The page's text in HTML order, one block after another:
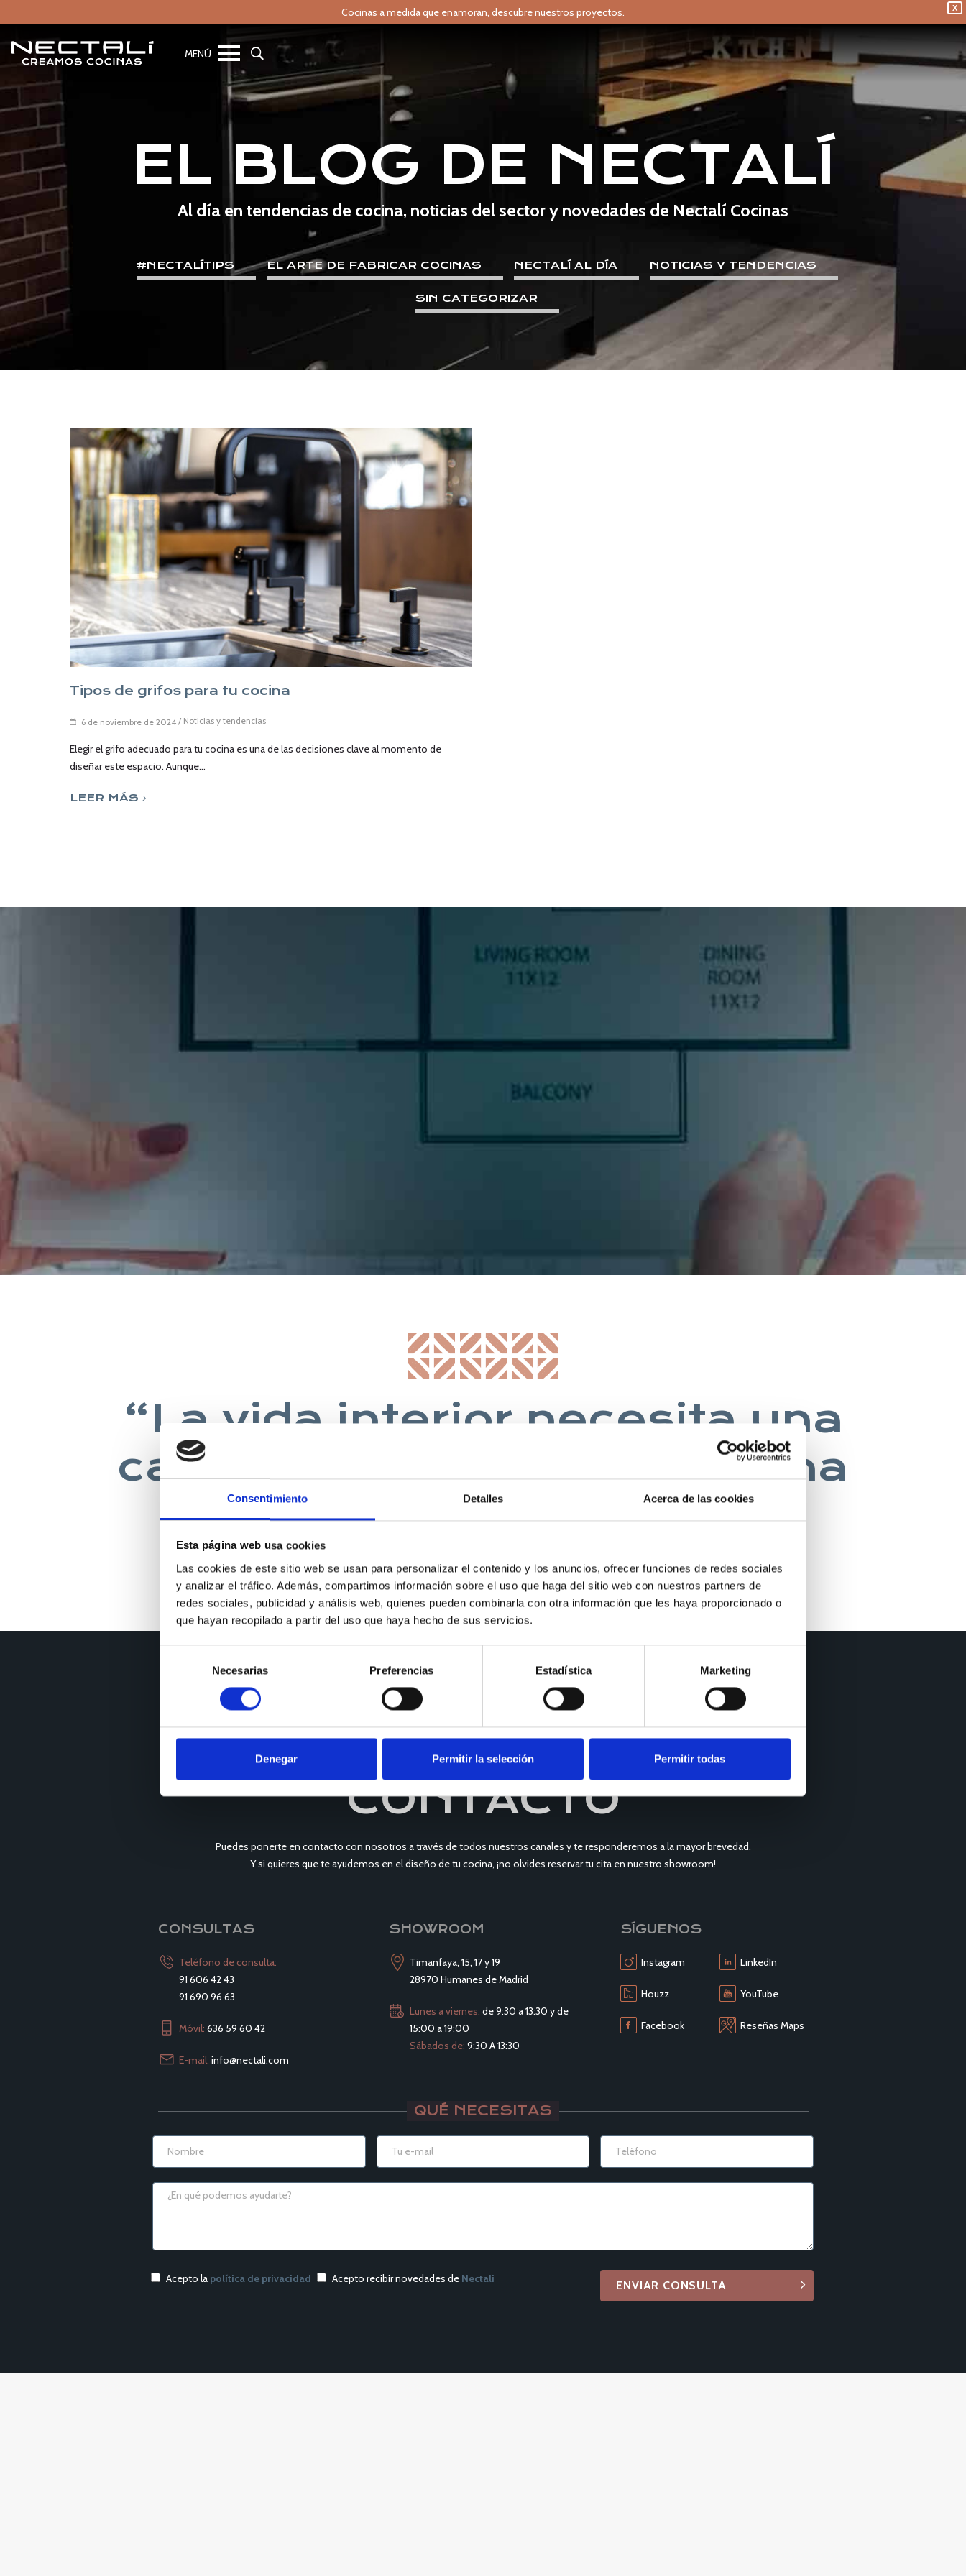
Consentimiento Detalles Acerca de las cookies
Esta página web usa cookies
Las cookies de este sitio web se usan para personalizar el contenido y los anuncios, ofrecer funciones de redes sociales
y analizar el tráfico. Además, compartimos información sobre el uso que haga del sitio web con nuestros partners de
redes sociales, publicidad y análisis web, quienes pueden combinarla con otra información que les haya proporcionado o
que hayan recopilado a partir del uso que haya hecho de sus servicios.
consentimiento
Necesarias Preferencias Estadística Marketing
Denegar Permitir la selección Permitir todas
X
Cocinas a medida que enamoran, descubre nuestros proyectos.
EL BLOG DE NECTALÍ
Al día en tendencias de cocina, noticias del sector y novedades de Nectalí Cocinas
#NECTALÍTIPS EL ARTE DE FABRICAR COCINAS NECTALÍ AL DÍA NOTICIAS Y TENDENCIAS
SIN CATEGORIZAR
Tipos de grifos para tu cocina
6 de noviembre de 2024 / Noticias y tendencias
Elegir el grifo adecuado para tu cocina es una de las decisiones clave al momento de
diseñar este espacio. Aunque...
LEER MÁS
NEWSLETTER
prometemos enviarte contenido de mucho valor.
* Suscribiéndote aceptas nuestra política de privacidad
“La vida interior necesita una
casa confortable y una buena
cocina”
DAVID HERBERT LAWRENCE, 1930, ESCRITOR INGLES
CONTACTO
Puedes ponerte en contacto con nosotros a través de todos nuestros canales y te responderemos a la mayor brevedad.
Y si quieres que te ayudemos en el diseño de tu cocina, ¡no olvides reservar tu cita en nuestro showroom!
CONSULTAS
Teléfono de consulta:
91 606 42 43
91 690 96 63
Móvil: 636 59 60 42
E-mail: info@nectali.com
SHOWROOM
Timanfaya, 15, 17 y 19
28970 Humanes de Madrid
Lunes a viernes:de 9:30 a 13:30 y de
15:00 a 19:00
Sábados de:9:30 A 13:30
SÍGUENOS
Instagram
Houzz
Facebook
LinkedIn
YouTube
Reseñas Maps
QUÉ NECESITAS
Acepto la política de privacidad Acepto recibir novedades de Nectali